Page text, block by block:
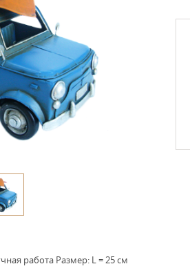
работа Размер: L = 25 см